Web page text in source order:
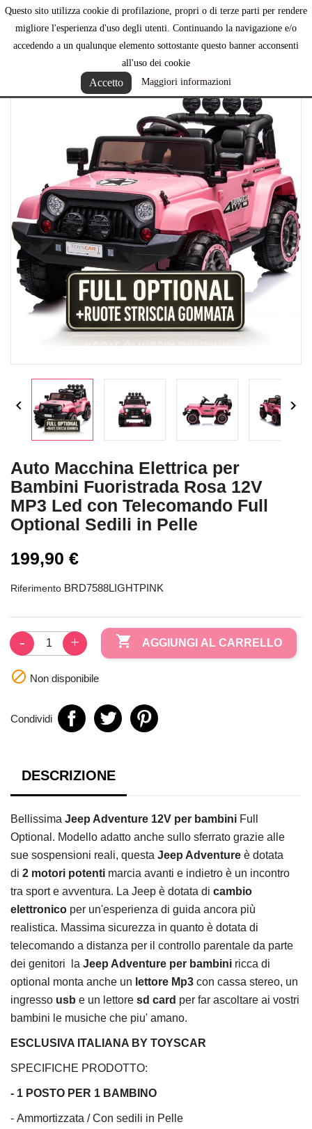
Questo sito utilizza cookie di profilazione, propri o di terze parti per rendere
migliore l'esperienza d'uso degli utenti. Continuando la navigazione e/o
accedendo a un qualunque elemento sottostante questo banner acconsenti
all'uso dei cookie
Accetto Maggiori informazioni

 
Auto Macchina Elettrica per
Bambini Fuoristrada Rosa 12V
MP3 Led con Telecomando Full
Optional Sedili in Pelle
199,90 €
Riferimento BRD7588LIGHTPINK
 AGGIUNGI AL CARRELLO
 Non disponibile
Condividi
DESCRIZIONE
Bellissima Jeep Adventure 12V per bambini Full
Optional. Modello adatto anche sullo sferrato grazie alle
sue sospensioni reali, questa Jeep Adventure è dotata
di 2 motori potenti marcia avanti e indietro è un incontro
tra sport e avventura. La Jeep è dotata di cambio
elettronico per un'esperienza di guida ancora più
realistica. Massima sicurezza in quanto è dotata di
telecomando a distanza per il controllo parentale da parte
dei genitori la Jeep Adventure per bambini ricca di
optional monta anche un lettore Mp3 con cassa stereo, un
ingresso usb e un lettore sd card per far ascoltare ai vostri
bambini le musiche che piu' amano.
ESCLUSIVA ITALIANA BY TOYSCAR
SPECIFICHE PRODOTTO:
- 1 POSTO PER 1 BAMBINO
- Ammortizzata / Con sedili in Pelle